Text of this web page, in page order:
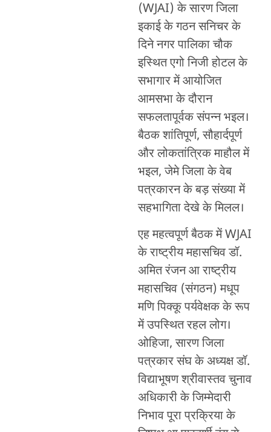
(WJAI) के सारण जिला
इकाई के गठन सनिचर के
दिने नगर पालिका चौक
इस्थित एगो निजी होटल के
सभागार में आयोजित
आमसभा के दौरान
सफलतापूर्वक संपन्न भइल।
बैठक शांतिपूर्ण, सौहार्दपूर्ण
और लोकतांत्रिक माहौल में
भइल, जेमे जिला के वेब
पत्रकारन के बड़ संख्या में
सहभागिता देखे के मिलल।
एह महत्वपूर्ण बैठक में WJAI
के राष्ट्रीय महासचिव डॉ.
अमित रंजन आ राष्ट्रीय
महासचिव (संगठन) मधूप
मणि पिक्कू पर्यवेक्षक के रूप
में उपस्थित रहल लोग।
ओहिजा, सारण जिला
पत्रकार संघ के अध्यक्ष डॉ.
विद्याभूषण श्रीवास्तव चुनाव
अधिकारी के जिम्मेदारी
निभाव पूरा प्रक्रिया के